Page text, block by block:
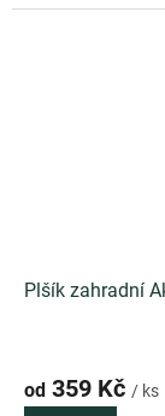
Plšík zahradní
od 359 Kč / ks